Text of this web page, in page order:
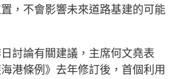
，不會影響未來道路基建的可能
討論有關建議，主席何文堯表
港條例》去年修訂後，首個利用